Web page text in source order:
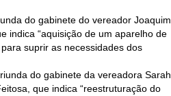
do gabinete do vereador Joaquim
indica “aquisição de um aparelho de
suprir as necessidades dos
do gabinete da vereadora Sarah
que indica “reestruturação do